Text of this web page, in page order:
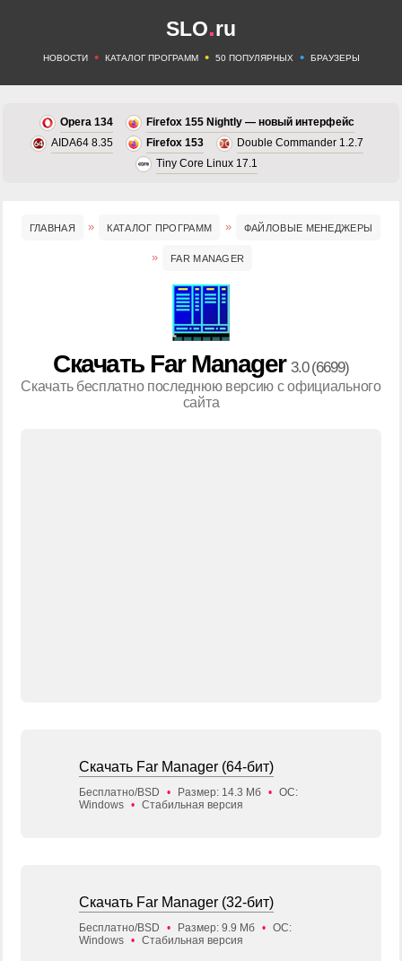
SLO.ru
НОВОСТИ • КАТАЛОГ ПРОГРАММ • 50 ПОПУЛЯРНЫХ • БРАУЗЕРЫ
Opera 134
Firefox 155 Nightly — новый интерфейс
AIDA64 8.35
Firefox 153
Double Commander 1.2.7
Tiny Core Linux 17.1
ГЛАВНАЯ КАТАЛОГ ПРОГРАММ ФАЙЛОВЫЕ МЕНЕДЖЕРЫ
FAR MANAGER
Скачать Far Manager 3.0 (6699)
Скачать бесплатно последнюю версию с официального
сайта
Скачать Far Manager (64-бит)
Бесплатно/BSD • Размер: 14.3 Мб • ОС:
Windows • Стабильная версия
Скачать Far Manager (32-бит)
Бесплатно/BSD • Размер: 9.9 Мб • ОС:
Windows • Стабильная версия